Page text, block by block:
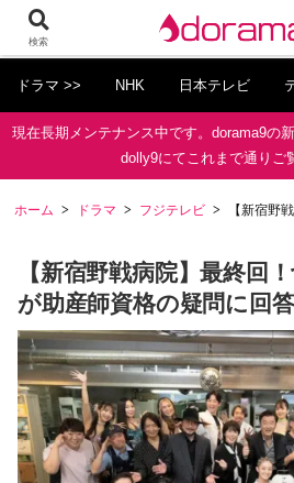
ドラマ >> NHK 日本テレビ
現在長期メンテナンス中です。dorama9の
dolly9にてこれまで通りご
ホーム ドラマ フジテレビ 【新宿野
【新宿野戦病院】最終回
が助産師資格の疑問に回答
検索